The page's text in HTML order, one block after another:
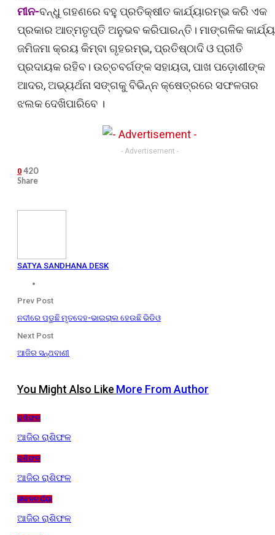
ମୀନ-ବନ୍ଧୁ ଗହଣରେ ବହୁ ପ୍ରତିକ୍ଷୀତ କାର୍ଯ୍ୟାରମ୍ଭ କରି ଏକ
ପ୍ରକାର ଆତ୍ମତୃପ୍ତି ଅନୁଭବ କରିପାରନ୍ତି। ମାଙ୍ଗଳିକ କାର୍ଯ୍ୟ
ଜମିଜମା କ୍ରୟ କିମ୍ବା ଗୃହରମ୍ଭ, ପ୍ରତିଷ୍ଠାଦି ଓ ପ୍ରୀତି
ପ୍ରଦାୟକ ରହିବ। ଉଚ୍ଚବର୍ଗଙ୍କ ସହାୟତା, ପାଖ ପଡ଼ୋଶୀଙ୍କ
ଆଦର, ଅଭ୍ୟର୍ଥନା ସଙ୍ଗକୁ ବିଭିନ୍ନ କ୍ଷେତ୍ରରେ ସଫଳତାର
ଝଲକ ଦେଖିପାରିବେ ।
- Advertisement -
0 420
Share
SATYA SANDHANA DESK
Prev Post
ନଦୀରେ ପଡୁଛି ମୃତଦେହ-ଭାଇରାଲ ହେଉଛି ଭିଡିଓ
Next Post
ଆଜିର ସନ୍ଥବାଣୀ
You Might Also Like More From Author
ରାଶିଫଳ
ଆଜିର ରାଶିଫଳ
ରାଶିଫଳ
ଆଜିର ରାଶିଫଳ
ଜୀବନଚର୍ଯ୍ୟା
ଆଜିର ରାଶିଫଳ